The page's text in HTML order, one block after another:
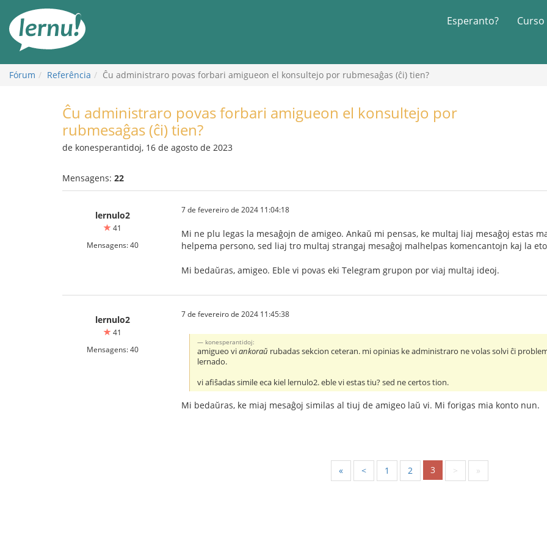
conteúdo
Esperanto? Curso
Fórum Referência Ĉu administraro povas forbari amigueon el konsultejo por rubmesaĝas (ĉi) tien?
Ĉu administraro povas forbari amigueon el konsultejo por
rubmesaĝas (ĉi) tien?
de konesperantidoj, 16 de agosto de 2023
Mensagens: 22
lernulo2
41
Mensagens: 40
7 de fevereiro de 2024 11:04:18
Mi ne plu legas la mesaĝojn de amigeo. Ankaŭ mi pensas, ke multaj liaj mesaĝoj estas
helpema persono, sed liaj tro multaj strangaj mesaĝoj malhelpas komencantojn kaj la
Mi bedaŭras, amigeo. Eble vi povas eki Telegram grupon por viaj multaj ideoj.
lernulo2
41
Mensagens: 40
7 de fevereiro de 2024 11:45:38
konesperantidoj:
amigueo viankoraŭ rubadas sekcion ceteran. mi opinias ke administraro ne volas solvi ĉi
lernado.
vi afiŝadas simile eca kiel lernulo2. eble vi estas tiu? sed ne certos tion.
Mi bedaŭras, ke miaj mesaĝoj similas al tiuj de amigeo laŭ vi. Mi forigas mia konto nun.
« < 1 2 3 > »